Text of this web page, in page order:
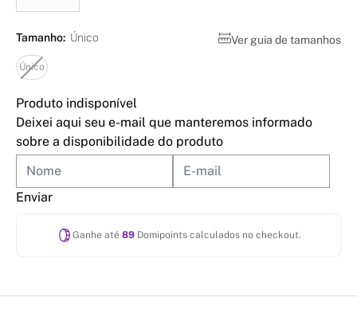
Ver guia de tamanhos
Tamanho: Único
Único
Produto indisponível
Deixei aqui seu e-mail que manteremos informado
sobre a disponibilidade do produto
Enviar
Ganhe até 89Domipoints calculados no checkout.